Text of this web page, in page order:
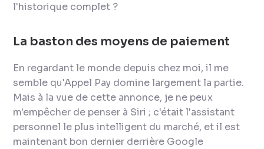
l'historique complet ?
La baston des moyens de paiement
En regardant le monde depuis chez moi, il me
semble qu'Appel Pay domine largement la partie.
Mais à la vue de cette annonce, je ne peux
m'empêcher de penser à Siri ; c'était l'assistant
personnel le plus intelligent du marché, et il est
maintenant bon dernier derrière Google